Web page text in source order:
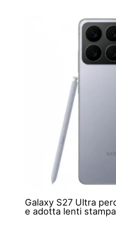
Galaxy S27 Ultra
e adotta lenti